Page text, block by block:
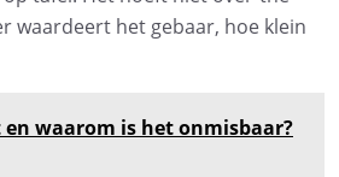
waardeert het gebaar, hoe klein
waarom is het onmisbaar?